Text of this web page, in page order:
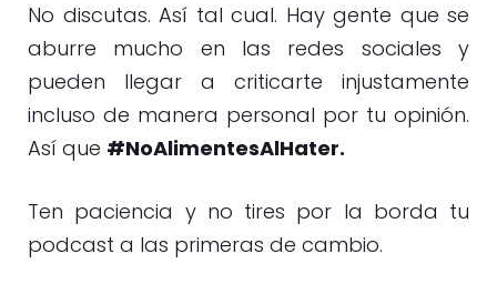
No discutas. Así tal cual. Hay gente que se
aburre mucho en las redes sociales y
pueden llegar a criticarte injustamente
incluso de manera personal por tu opinión.
Así que #NoAlimentesAlHater.
Ten paciencia y no tires por la borda tu
podcast a las primeras de cambio.